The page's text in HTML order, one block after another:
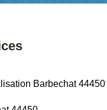
Barbechat 44450